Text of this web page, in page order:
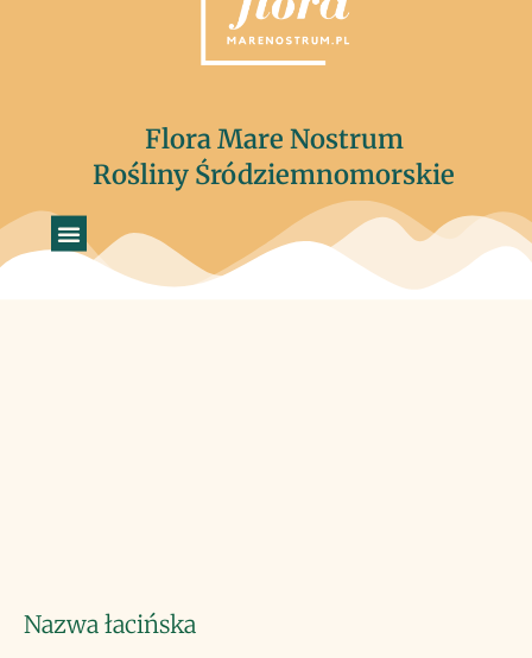
Flora Mare Nostrum
Rośliny Śródziemnomorskie
Nazwa łacińska